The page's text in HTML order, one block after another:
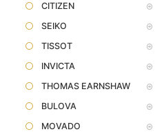
CITIZEN
SEIKO
TISSOT
INVICTA
THOMAS EARNSHAW
BULOVA
MOVADO